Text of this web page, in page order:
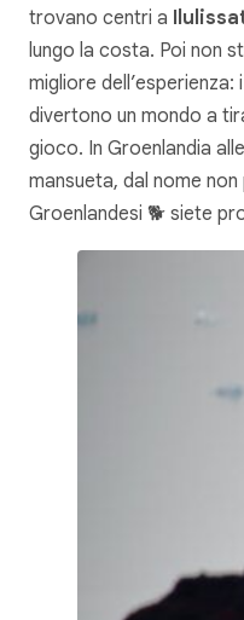
trovano centri a
lungo la costa. Poi non
migliore dell’esperienza:
divertono un mondo a
gioco. In Groenlandia
mansueta, dal nome
Groenlandesi 🐕 siete